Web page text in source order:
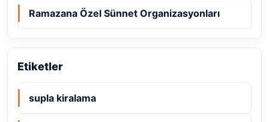
Ramazana Özel Sünnet Organizasyonları
Etiketler
supla kiralama